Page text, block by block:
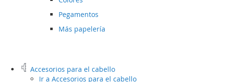
Pegamentos
Más papelería
Accesorios para el cabello
Ir a Accesorios para el cabello